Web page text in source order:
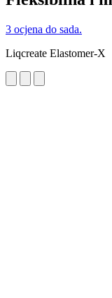
3 ocjena do sada.
Liqcreate Elastomer-X